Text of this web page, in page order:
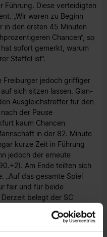
Führung. Diese verteidigten
„Wir waren zu Beginn
in den ersten 45 Minuten
Chancen“, so
hat sofort gemerkt, warum
Staffel ist“.
Freiburger jedoch griffiger
sich sitzen lassen. Gian-
Ausgleichstreffer für den
der Pause
kaum Chancen
in der 82. Minute
kurze Zeit in Führung
jedoch der erneute
Am Ende teilten sich
„Auf das gesamte Spiel
fair und für beide
Derzeit belegt der SC